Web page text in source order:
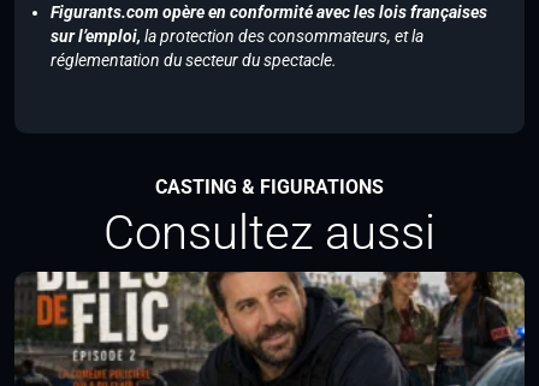
Figurants.com opère en conformité avec les lois françaises
sur l’emploi, la protection des consommateurs, et la
réglementation du secteur du spectacle.
CASTING & FIGURATIONS
Consultez aussi